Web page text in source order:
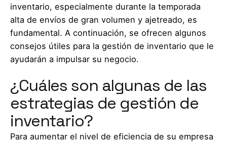
inventario, especialmente durante la temporada
alta de envíos de gran volumen y ajetreado, es
fundamental. A continuación, se ofrecen algunos
consejos útiles para la gestión de inventario que le
ayudarán a impulsar su negocio.
¿Cuáles son algunas de las
estrategias de gestión de
inventario?
Para aumentar el nivel de eficiencia de su empresa